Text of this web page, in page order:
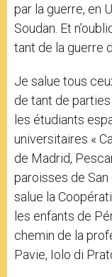
par la guerre, en
Soudan. Et
tant de la guerre
Je salue tous
de tant de
les étudiants
universitaires «
de Madrid,
paroisses de San
salue la
les enfants de
chemin de la
Pavie, Iolo di